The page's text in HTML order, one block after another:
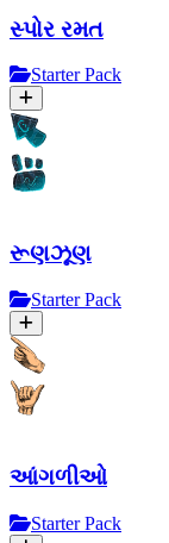
સ્પોર રમત
Starter Pack
રૂણઝૂણ
Starter Pack
આંગળીઓ
Starter Pack